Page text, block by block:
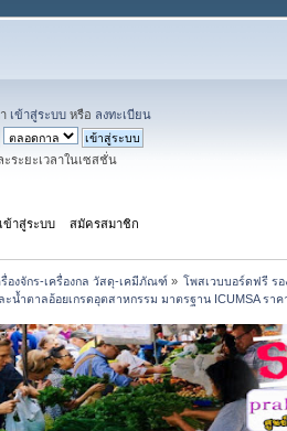
เข้าสู่ระบบ หรือ ลงทะเบียน
ระยะเวลาในเซสชั่น
เข้าสู่ระบบ สมัครสมาชิก
องจักร-เครื่องกล วัสดุ-เคมีภัณฑ์ » โพสเวบบอร์ดฟรี รอ
น้ำตาลอ้อยเกรดอุตสาหกรรม มาตรฐาน ICUMSA ราค